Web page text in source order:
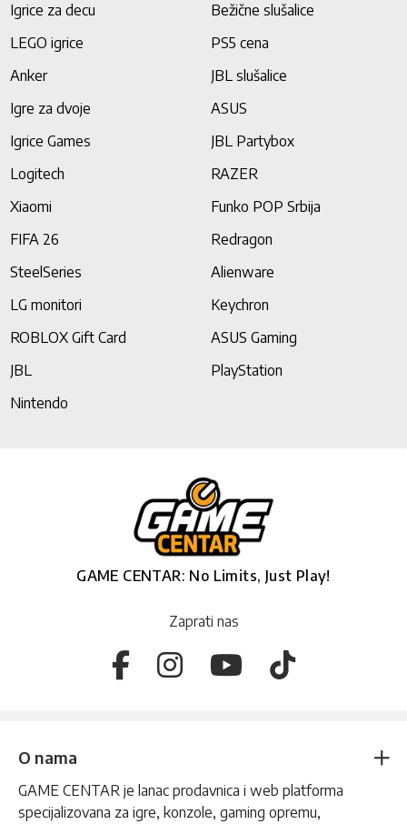
Igrice za decu
Bežične slušalice
LEGO igrice
PS5 cena
Anker
JBL slušalice
Igre za dvoje
ASUS
Igrice Games
JBL Partybox
Logitech
RAZER
Xiaomi
Funko POP Srbija
FIFA 26
Redragon
SteelSeries
Alienware
LG monitori
Keychron
ROBLOX Gift Card
ASUS Gaming
JBL
PlayStation
Nintendo
GAME CENTAR: No Limits, Just Play!
Zaprati nas
O nama
GAME CENTAR je lanac prodavnica i web platforma
specijalizovana za igre, konzole, gaming opremu,